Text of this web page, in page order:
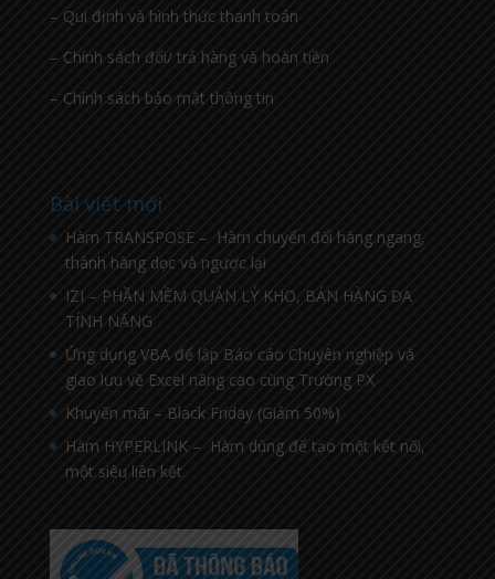
– Qui định và hình thức thanh toán
– Chính sách đổi/ trả hàng và hoàn tiền
– Chính sách bảo mật thông tin
Bài viết mới
Hàm TRANSPOSE – Hàm chuyển đổi hàng ngang,
thành hàng dọc và ngược lại
IZI – PHẦN MỀM QUẢN LÝ KHO, BÁN HÀNG ĐA
TÍNH NĂNG
Ứng dụng VBA để lập Báo cáo Chuyên nghiệp và
giao lưu về Excel nâng cao cùng Trường PX
Khuyến mãi – Black Friday (Giảm 50%)
Hàm HYPERLINK – Hàm dùng để tạo một kết nối,
một siêu liên kết